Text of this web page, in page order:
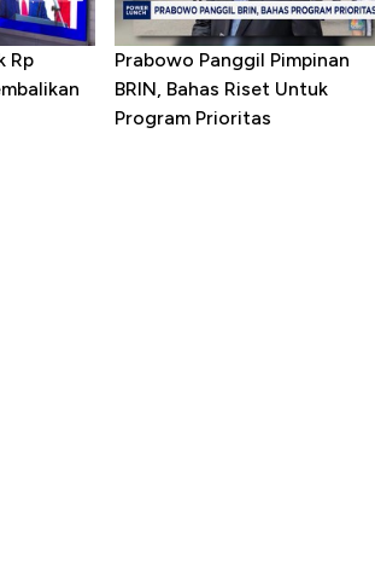
Rp
Prabowo Panggil Pimpinan
BRIN, Bahas Riset Untuk
Program Prioritas